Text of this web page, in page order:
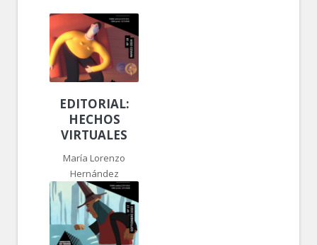
EDITORIAL:
HECHOS
VIRTUALES
María Lorenzo
Hernández